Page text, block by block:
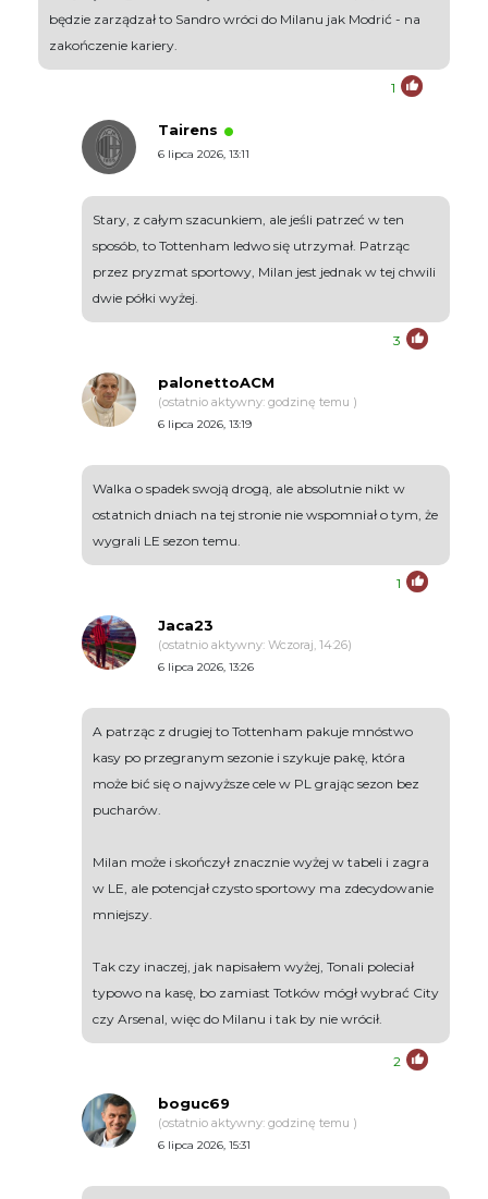
będzie zarządzał to Sandro wróci do Milanu jak Modrić - na
zakończenie kariery.
1
Tairens
6 lipca 2026, 13:11
Stary, z całym szacunkiem, ale jeśli patrzeć w ten
sposób, to Tottenham ledwo się utrzymał. Patrząc
przez pryzmat sportowy, Milan jest jednak w tej chwili
dwie półki wyżej.
3
palonettoACM
(ostatnio aktywny: godzinę temu )
6 lipca 2026, 13:19
Walka o spadek swoją drogą, ale absolutnie nikt w
ostatnich dniach na tej stronie nie wspomniał o tym, że
wygrali LE sezon temu.
1
Jaca23
(ostatnio aktywny: Wczoraj, 14:26)
6 lipca 2026, 13:26
A patrząc z drugiej to Tottenham pakuje mnóstwo
kasy po przegranym sezonie i szykuje pakę, która
może bić się o najwyższe cele w PL grając sezon bez
pucharów.
Milan może i skończył znacznie wyżej w tabeli i zagra
w LE, ale potencjał czysto sportowy ma zdecydowanie
mniejszy.
Tak czy inaczej, jak napisałem wyżej, Tonali poleciał
typowo na kasę, bo zamiast Totków mógł wybrać City
czy Arsenal, więc do Milanu i tak by nie wrócił.
2
boguc69
(ostatnio aktywny: godzinę temu )
6 lipca 2026, 15:31